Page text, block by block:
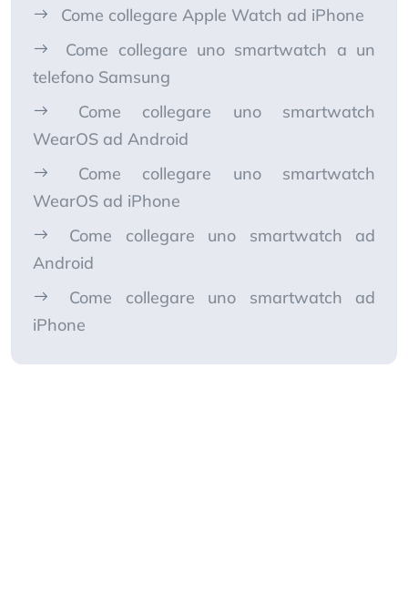
Come collegare Apple Watch ad iPhone
Come collegare uno smartwatch a un
telefono Samsung
Come collegare uno smartwatch
WearOS ad Android
Come collegare uno smartwatch
WearOS ad iPhone
Come collegare uno smartwatch ad
Android
Come collegare uno smartwatch ad
iPhone